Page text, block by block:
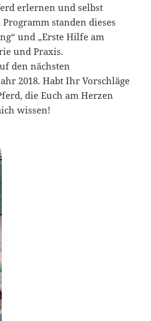
erlernen und selbst
standen dieses
und „Erste Hilfe am
und Praxis.
den nächsten
2018. Habt Ihr Vorschläge
die Euch am Herzen
wissen!